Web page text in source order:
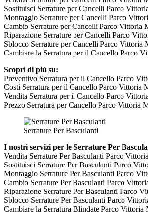
Sostituisci Serrature per Cancelli Parco
Montaggio Serrature per Cancelli Parco
Cambio Serrature per Cancelli Parco Vittoria
Riparazione Serrature per Cancelli Parco
Sblocco Serrature per Cancelli Parco Vittoria
Cambiare la Serratura per il Cancello Parco
Scopri di più su:
Preventivo Serratura per il Cancello Parco
Costi Serratura per il Cancello Parco Vittoria
Vendita Serratura per il Cancello Parco
Prezzo Serratura per Cancello Parco Vittoria
Serrature Per Basculanti
I nostri servizi per le Serrature Per
Vendita Serrature Per Basculanti Parco
Sostituisci Serrature Per Basculanti Parco
Montaggio Serrature Per Basculanti Parco
Cambio Serrature Per Basculanti Parco
Riparazione Serrature Per Basculanti Parco
Sblocco Serrature Per Basculanti Parco
Cambiare la Serratura Blindate Parco Vittoria